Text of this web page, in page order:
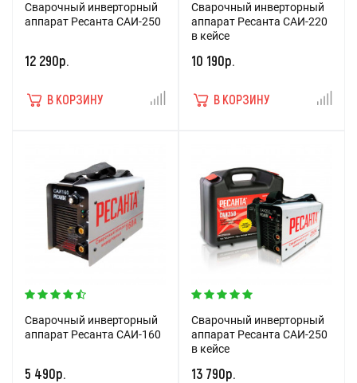
Сварочный инверторный
аппарат Ресанта САИ-250
12 290р.
В КОРЗИНУ
Сварочный инверторный
аппарат Ресанта САИ-220
в кейсе
10 190р.
В КОРЗИНУ
Сварочный инверторный
аппарат Ресанта САИ-160
5 490р.
Сварочный инверторный
аппарат Ресанта САИ-250
в кейсе
13 790р.